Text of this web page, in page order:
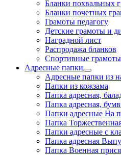
Бланки похвальных
Бланки почетных
Грамоты педагогу
Детские грамоты и
Наградной лист
Распродажа бланков
Спортивные грамоты
Адресные папки
Адресные папки из
Папки из кожзама
Папка адресная,
Папка адресная,
Папки адресные На
Папка
Папки адресные с
Папка адресная
Папка Военная